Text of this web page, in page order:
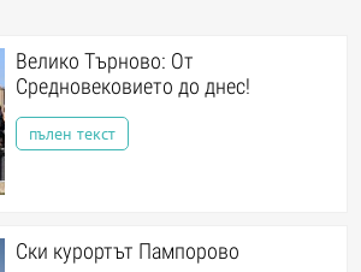
Велико Търново: От
Средновековието до днес!
пълен текст
Ски курортът Пампорово